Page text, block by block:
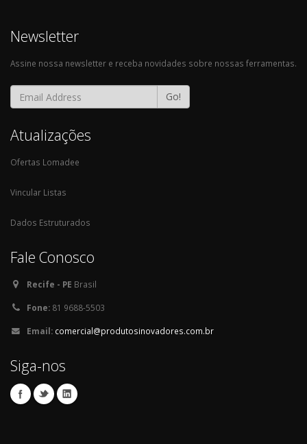
Newsletter
Assine nossa newsletter e receba novidades sobre nossas ferramentas.
Go!
Atualizações
Ofertas Lomadee
Vincular Listas
Dados Estruturados
Fale Conosco
Recife - PE Brasil
Fone: 81 9688-5503
Email: comercial@produtosinovadores.com.br
Siga-nos